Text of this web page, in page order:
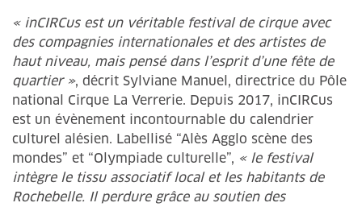
« inCIRCus est un véritable festival de cirque avec
des compagnies internationales et des artistes de
haut niveau, mais pensé dans l’esprit d’une fête de
quartier », décrit Sylviane Manuel, directrice du Pôle
national Cirque La Verrerie. Depuis 2017, inCIRCus
est un évènement incontournable du calendrier
culturel alésien. Labellisé “Alès Agglo scène des
mondes” et “Olympiade culturelle”, « le festival
intègre le tissu associatif local et les habitants de
Rochebelle. Il perdure grâce au soutien des